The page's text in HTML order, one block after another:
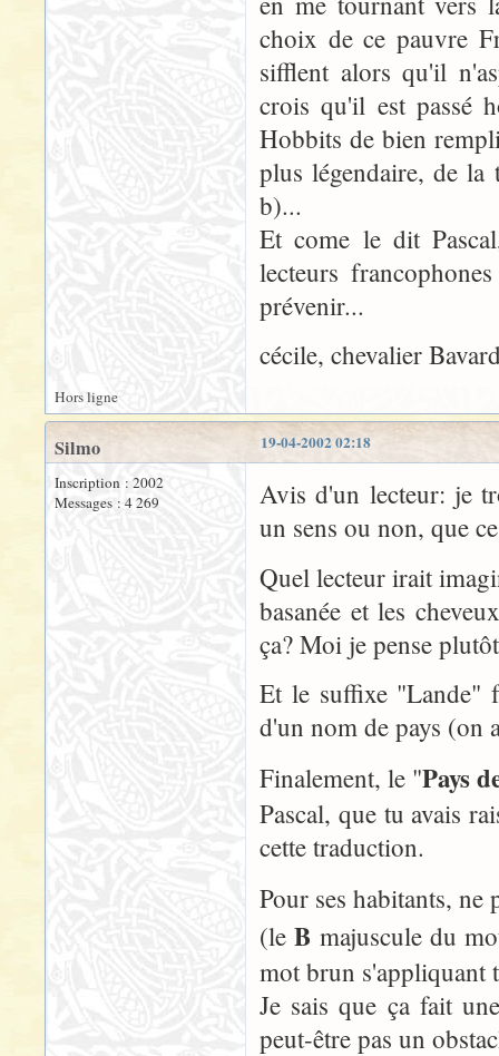
choix de ce pauvre
sifflent alors qu'il
crois qu'il est passé
Hobbits de bien
plus légendaire, de
b)...
Et come le dit
lecteurs
prévenir...
cécile, chevalier
Hors ligne
19-04-2002 02:18
Silmo
Inscription : 2002
Messages : 4 269
Avis d'un lecteur: je
un sens ou non, que
Quel lecteur irait
basanée et les
ça? Moi je pense
Et le suffixe "Lande"
d'un nom de pays (on
Finalement, le "Pays
Pascal, que tu avais
cette traduction.
Pour ses habitants,
(leB majuscule du
mot brun s'appliquant
Je sais que ça fait
peut-être pas un